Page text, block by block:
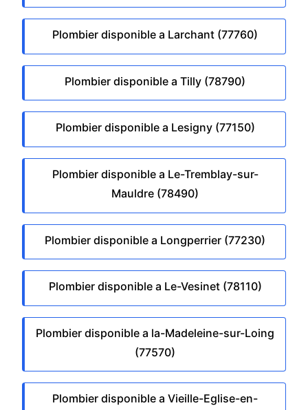
Plombier disponible a Larchant (77760)
Plombier disponible a Tilly (78790)
Plombier disponible a Lesigny (77150)
Plombier disponible a Le-Tremblay-sur-
Mauldre (78490)
Plombier disponible a Longperrier (77230)
Plombier disponible a Le-Vesinet (78110)
Plombier disponible a la-Madeleine-sur-Loing
(77570)
Plombier disponible a Vieille-Eglise-en-